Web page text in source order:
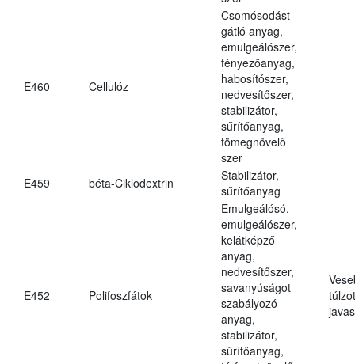
E460 Cellulóz
Csomósodást
gátló anyag,
emulgeálószer,
fényezőanyag,
habosítószer,
nedvesítőszer,
stabilizátor,
sűrítőanyag,
tömegnövelő
szer
E459
béta-Ciklodextrin
Stabilizátor,
sűrítőanyag
E452 Polifoszfátok
Emulgeálósó,
emulgeálószer,
kelátképző
anyag,
nedvesítőszer,
savanyúságot
szabályozó
anyag,
stabilizátor,
sűrítőanyag,